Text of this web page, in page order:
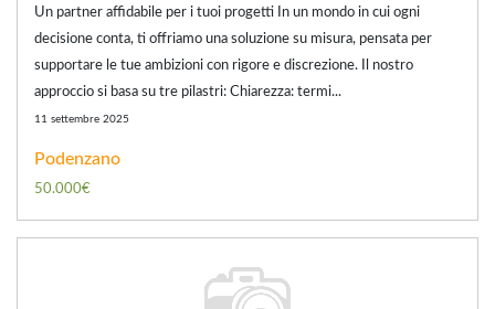
Un partner affidabile per i tuoi progetti In un mondo in cui ogni
decisione conta, ti offriamo una soluzione su misura, pensata per
supportare le tue ambizioni con rigore e discrezione. Il nostro
approccio si basa su tre pilastri: Chiarezza: termi...
11 settembre 2025
Podenzano
50.000€